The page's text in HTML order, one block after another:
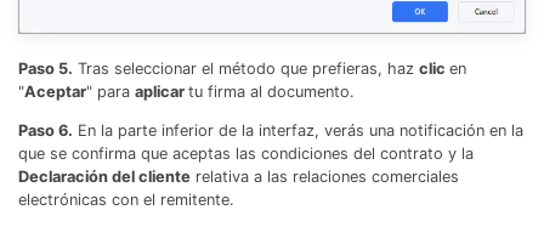
Paso 5. Tras seleccionar el método que prefieras, haz clic en
"Aceptar" para aplicar tu firma al documento.
Paso 6. En la parte inferior de la interfaz, verás una notificación en la
que se confirma que aceptas las condiciones del contrato y la
Declaración del cliente relativa a las relaciones comerciales
electrónicas con el remitente.